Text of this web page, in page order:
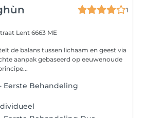
1
Lent 6663 ME
de balans tussen lichaam en geest via
aanpak gebaseerd op eeuwenoude
Eerste Behandeling